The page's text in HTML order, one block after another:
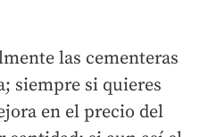
las cementeras
siempre si quieres
en el precio del